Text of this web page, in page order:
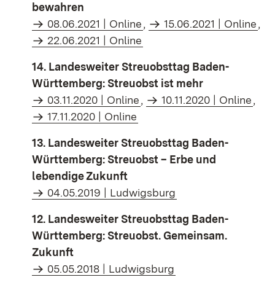
bewahren
08.06.2021 | Online, 15.06.2021 | Online,
22.06.2021 | Online
14. Landesweiter Streuobsttag Baden-
Württemberg: Streuobst ist mehr
03.11.2020 | Online, 10.11.2020 | Online,
17.11.2020 | Online
13. Landesweiter Streuobsttag Baden-
Württemberg: Streuobst – Erbe und
lebendige Zukunft
04.05.2019 | Ludwigsburg
12. Landesweiter Streuobsttag Baden-
Württemberg: Streuobst. Gemeinsam.
Zukunft
05.05.2018 | Ludwigsburg